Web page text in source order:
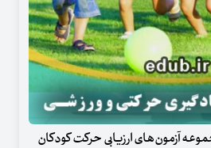
آزمون‌های ارزیابی حرکت کودکان